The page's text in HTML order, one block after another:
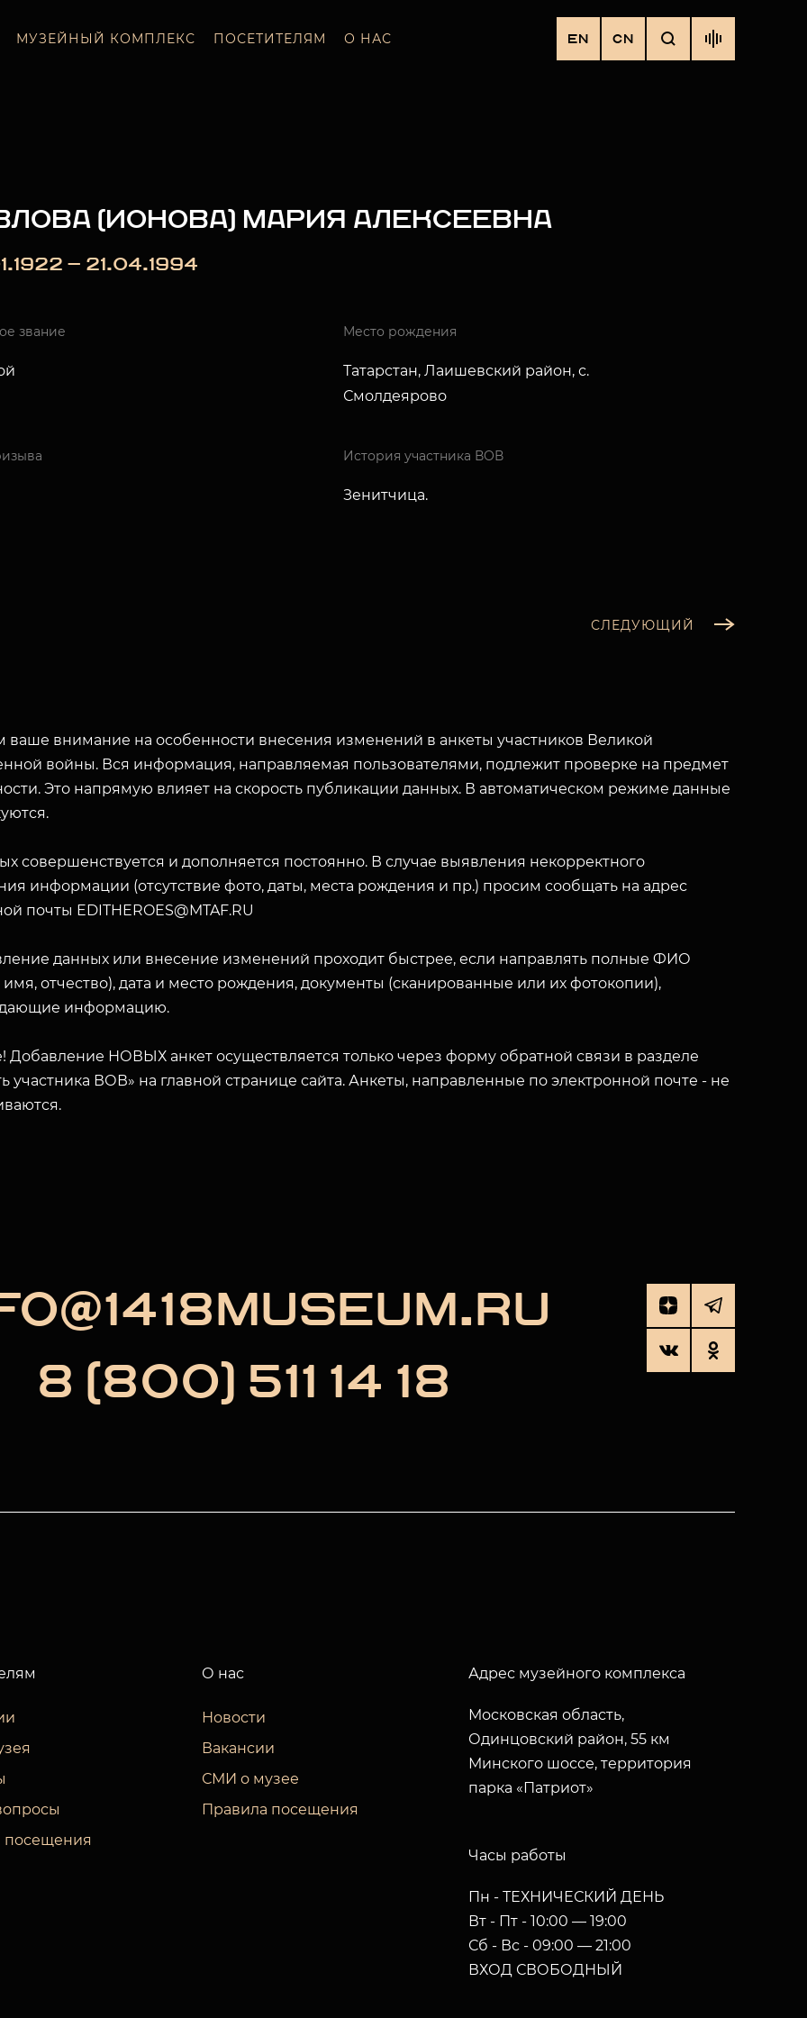
МУЗЕЙНЫЙ КОМПЛЕКС ПОСЕТИТЕЛЯМ О НАС EN CN
(ИОНОВА) МАРИЯ АЛЕКСЕЕВНА
— 21.04.1994
звание Место рождения
Татарстан, Лаишевский район, с.
Смолдеярово
История участника ВОВ
Зенитчица.
СЛЕДУЮЩИЙ
внимание на особенности внесения изменений в анкеты участников Великой
войны. Вся информация, направляемая пользователями, подлежит проверке на предмет
Это напрямую влияет на скорость публикации данных. В автоматическом режиме данные
совершенствуется и дополняется постоянно. В случае выявления некорректного
информации (отсутствие фото, даты, места рождения и пр.) просим сообщать на адрес
почты EDITHEROES@MTAF.RU
данных или внесение изменений проходит быстрее, если направлять полные ФИО
отчество), дата и место рождения, документы (сканированные или их фотокопии),
информацию.
Добавление НОВЫХ анкет осуществляется только через форму обратной связи в разделе
участника ВОВ» на главной странице сайта. Анкеты, направленные по электронной почте - не
8 (800) 511 14 18
посещения
О нас
Новости
Вакансии
СМИ о музее
Правила посещения
Адрес музейного комплекса
Московская область,
Одинцовский район, 55 км
Минского шоссе, территория
парка «Патриот»
Часы работы
Пн - ТЕХНИЧЕСКИЙ ДЕНЬ
Вт - Пт - 10:00 — 19:00
Сб - Вс - 09:00 — 21:00
ВХОД СВОБОДНЫЙ